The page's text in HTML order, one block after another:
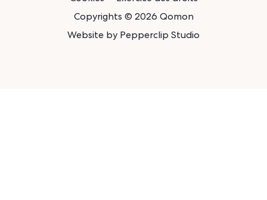
Copyrights © 2026 Qomon
Website by Pepperclip Studio